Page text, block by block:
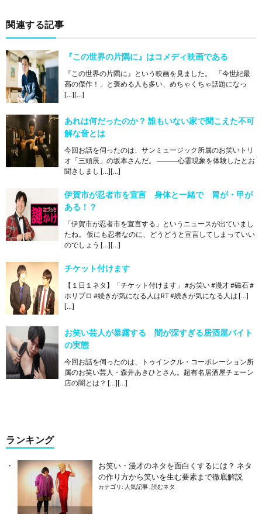
関連する記事
『この世界の片隅に』はコメディ映画である
『この世界の片隅に』という映画を見ました。 「今世紀最
高の傑作！」と褒める人も多い、めちゃくちゃ話題になっ
[…][…]
あれは何だったのか？ 誰もいない家で聞こえた不可
解な音とは
今回お話を伺ったのは、サンミュージック所属のお笑いトリ
オ「三頭辰」の坂本さんだ。 ―――心霊現象を体験したとお
聞きしまし […][…]
伊賀市が忍者市を宣言 身体と一緒で 胃が・甲が
ある！？
「伊賀市が忍者市を宣言する」というニュースが出ていまし
たね。 仮にも忍者なのに、どうどうと宣言してしまっていい
のでしょう […][…]
チケット付けます
【１日１ネタ】「チケット付けます」 #お笑い #漫才 #磁石 #
ホリプロ #続きが気になる人はRT #続きが気になる人は […]
[…]
お笑い芸人が暴露する 闇が深すぎる居酒屋バイト
の実態
今回お話を伺ったのは、トゥインクル・コーポレーション所
属のお笑い芸人・森井あきひとさん。超有名居酒屋チェーン
店の闇とは？ […][…]
ランキング
お笑い・漫才のネタを面白くするには？ ネタ
の作り方から笑いを生む要素まで徹底解説
カテゴリ: 人気記事 読むネタ